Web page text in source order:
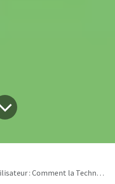
Scan 360° Révolutionne la Collecte des Emballages en France